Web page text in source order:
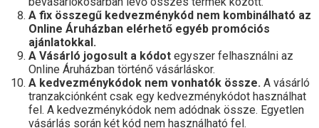
A fix összegű kedvezménykód nem kombinálható az
Online Áruházban elérhető egyéb promóciós
ajánlatokkal.
A Vásárló jogosult a kódot egyszer felhasználni az
Online Áruházban történő vásárláskor.
A kedvezménykódok nem vonhatók össze. A vásárló
tranzakciónként csak egy kedvezménykódot használhat
fel. A kedvezménykódok nem adódnak össze. Egyetlen
vásárlás során két kód nem használható fel.